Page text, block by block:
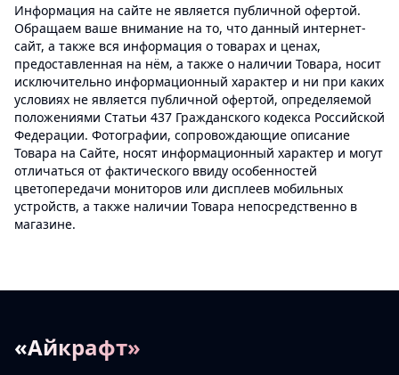
Информация на сайте не является публичной офертой.
Обращаем ваше внимание на то, что данный интернет-
сайт, а также вся информация о товарах и ценах,
предоставленная на нём, а также о наличии Товара, носит
исключительно информационный характер и ни при каких
условиях не является публичной офертой, определяемой
положениями Статьи 437 Гражданского кодекса Российской
Федерации. Фотографии, сопровождающие описание
Товара на Сайте, носят информационный характер и могут
отличаться от фактического ввиду особенностей
цветопередачи мониторов или дисплеев мобильных
устройств, а также наличии Товара непосредственно в
магазине.
«Айкрафт»